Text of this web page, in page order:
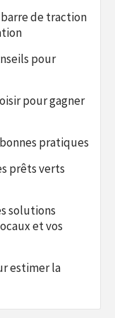
de traction
pour
pour gagner
pratiques
prêts verts
solutions
et vos
estimer la